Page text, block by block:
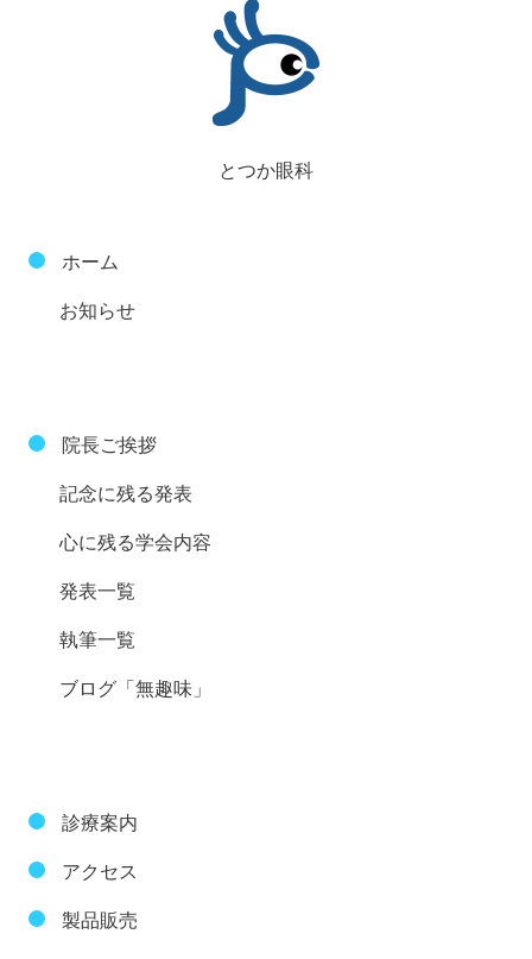
とつか眼科
ホーム
お知らせ
院長ご挨拶
記念に残る発表
心に残る学会内容
発表一覧
執筆一覧
ブログ「無趣味」
診療案内
アクセス
製品販売